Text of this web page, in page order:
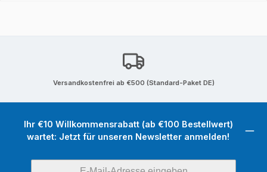
Versandkostenfrei ab €500 (Standard-Paket DE)
Ihr €10 Willkommensrabatt (ab €100 Bestellwert)
wartet: Jetzt für unseren Newsletter anmelden!